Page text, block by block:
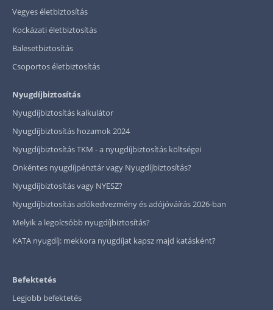
Vegyes életbiztosítás
Kockázati életbiztosítás
Balesetbiztosítás
Csoportos életbiztosítás
Nyugdíjbiztosítás
Nyugdíjbiztosítás kalkulátor
Nyugdíjbiztosítás hozamok 2024
Nyugdíjbiztosítás TKM - a nyugdíjbiztosítás költségei
Önkéntes nyugdíjpénztár vagy Nyugdíjbiztosítás?
Nyugdíjbiztosítás vagy NYESZ?
Nyugdíjbiztosítás adókedvezmény és adójóváírás 2026-ban
Melyik a legolcsóbb nyugdíjbiztosítás?
KATA nyugdíj: mekkora nyugdíjat kapsz majd katásként?
Befektetés
Legjobb befektetés